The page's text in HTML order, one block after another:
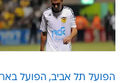
הפועל תל אביב הפועל